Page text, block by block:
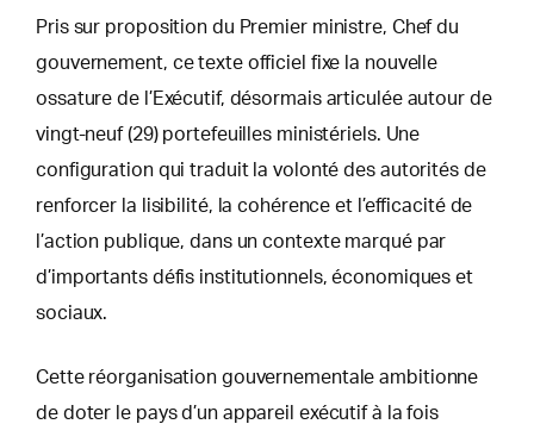
Pris sur proposition du Premier ministre, Chef du
gouvernement, ce texte officiel fixe la nouvelle
ossature de l’Exécutif, désormais articulée autour de
vingt-neuf (29) portefeuilles ministériels. Une
configuration qui traduit la volonté des autorités de
renforcer la lisibilité, la cohérence et l’efficacité de
l’action publique, dans un contexte marqué par
d’importants défis institutionnels, économiques et
sociaux.
Cette réorganisation gouvernementale ambitionne
de doter le pays d’un appareil exécutif à la fois